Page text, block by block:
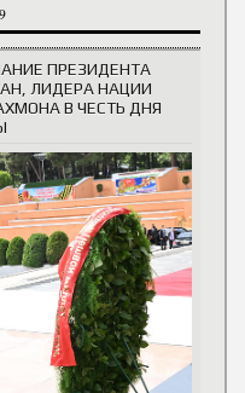
ПРЕЗИДЕНТА
ЛИДЕРА НАЦИИ
В ЧЕСТЬ ДНЯ